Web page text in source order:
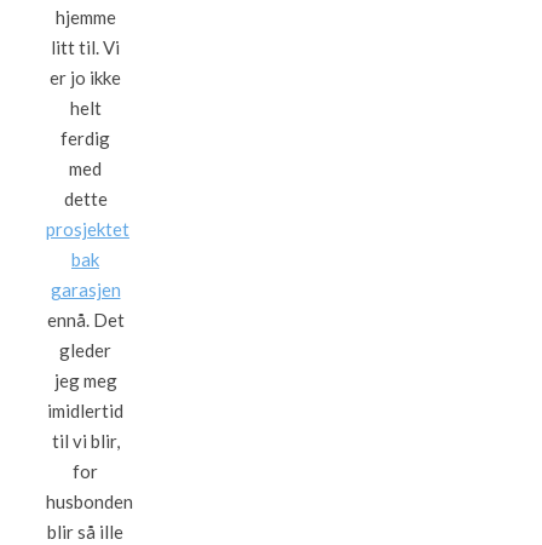
hjemme
litt til. Vi
er jo ikke
helt
ferdig
med
dette
prosjektet
bak
garasjen
ennå. Det
gleder
jeg meg
imidlertid
til vi blir,
for
husbonden
blir så ille